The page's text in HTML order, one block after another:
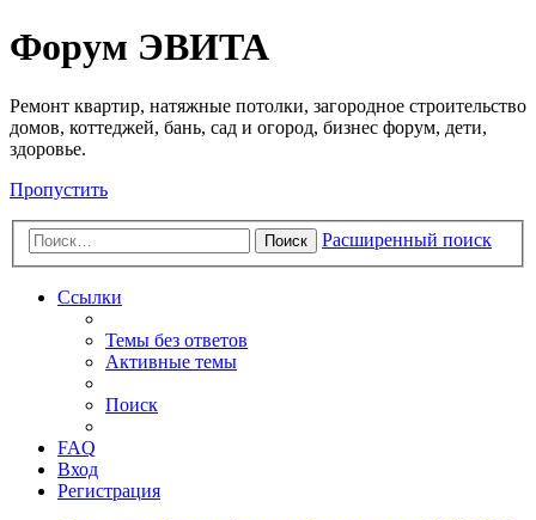
Регистрация
Форум ЭВИТА
Ремонт квартир, натяжные потолки, загородное строительство
домов, коттеджей, бань, сад и огород, бизнес форум, дети,
здоровье.
Пропустить
Поиск Расширенный поиск
Ссылки
Темы без ответов
Активные темы
Поиск
FAQ
Вход
Регистрация